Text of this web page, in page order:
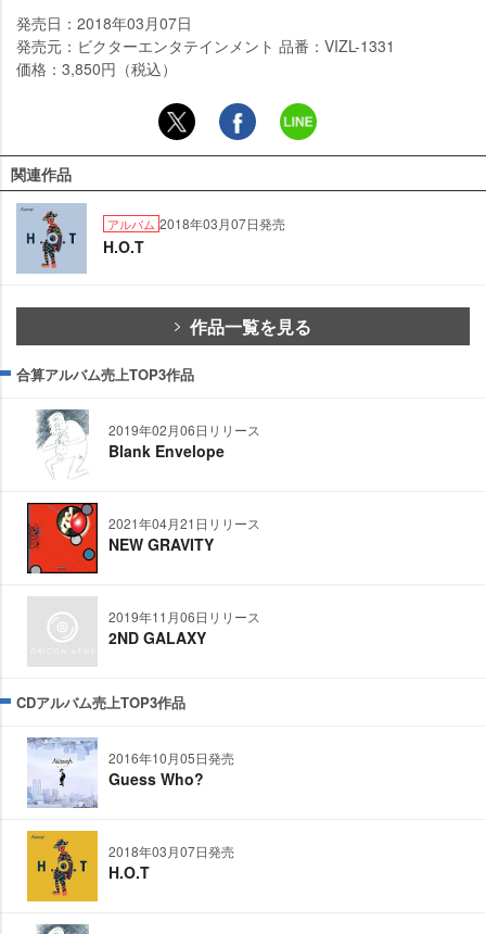
発売日：2018年03月07日
発売元：ビクターエンタテインメント 品番：VIZL-1331
価格：3,850円（税込）
関連作品
アルバム 2018年03月07日発売
H.O.T
作品一覧を見る
合算アルバム売上TOP3作品
2019年02月06日リリース
Blank Envelope
2021年04月21日リリース
NEW GRAVITY
2019年11月06日リリース
2ND GALAXY
CDアルバム売上TOP3作品
2016年10月05日発売
Guess Who?
2018年03月07日発売
H.O.T